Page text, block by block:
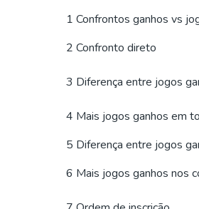
1 Confrontos ganhos vs
2 Confronto direto
3 Diferença entre jogos
4 Mais jogos ganhos em
5 Diferença entre jogos
6 Mais jogos ganhos nos